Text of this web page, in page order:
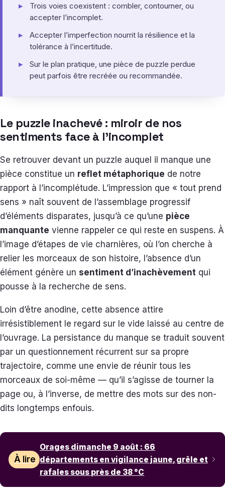
Trois voies coexistent : combler, contourner, ou
accepter l’incomplet.
Accepter l’imperfection nourrit la résilience et la
tolérance à l’incertitude.
Sur le plan pratique, une pièce de puzzle perdue
peut parfois être recréée ou recommandée.
Le puzzle inachevé : miroir de nos
sentiments face à l’incomplet
Se retrouver devant un puzzle auquel il manque une
pièce constitue un reflet métaphorique de notre
rapport à l’incomplétude. L’impression que « tout prend
sens » naît souvent de l’assemblage progressif
d’éléments disparates, jusqu’à ce qu’une pièce
manquante vienne rappeler ce qui reste en suspens. À
l’image d’étapes de vie charnières, où l’on cherche à
relier les morceaux de son histoire, l’absence d’un
élément génère un sentiment d’inachèvement qui
pousse à la recherche de sens.
Loin d’être anodine, cette absence attire
irrésistiblement le regard sur le vide laissé au centre de
l’ouvrage. La persistance du manque se traduit souvent
par un questionnement récurrent sur sa propre
trajectoire, comme une envie de réunir tous les
morceaux de soi-même — qu’il s’agisse de tourner la
page ou, à l’inverse, de mettre des mots sur des non-
dits longtemps enfouis.
À lire
Orages dimanche 9 août : 66
départements en vigilance jaune, grêle et
rafales sous près de 38 °C